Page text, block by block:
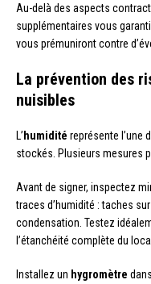
Au-delà des aspects
supplémentaires vous
vous prémuniront contre
La prévention des
nuisibles
L’ humidité représente l’une
stockés. Plusieurs mesures
Avant de signer, inspectez
traces d’humidité : taches
condensation. Testez
l’étanchéité complète du local.
Installez un hygromètre